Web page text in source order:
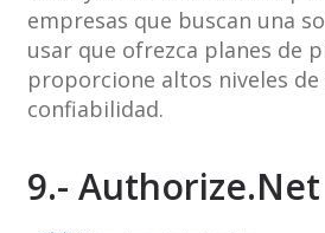
empresas que buscan una
usar que ofrezca planes de
proporcione altos niveles de
confiabilidad.
9.- Authorize.Net